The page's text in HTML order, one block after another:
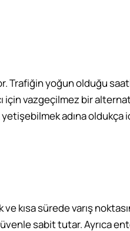
Trafiğin yoğun olduğu
için vazgeçilmez bir
adına oldukça
kısa sürede varış
sabit tutar. Ayrıca